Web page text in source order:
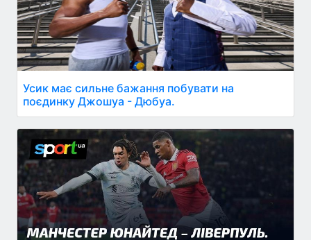
Усик має сильне бажання побувати на
поєдинку Джошуа - Дюбуа.